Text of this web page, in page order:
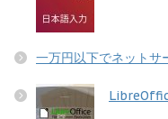
一万円以下でネットサ